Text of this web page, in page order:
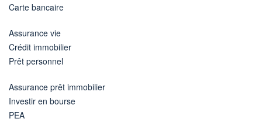
Carte bancaire
Assurance vie
Crédit immobilier
Prêt personnel
Assurance prêt immobilier
Investir en bourse
PEA